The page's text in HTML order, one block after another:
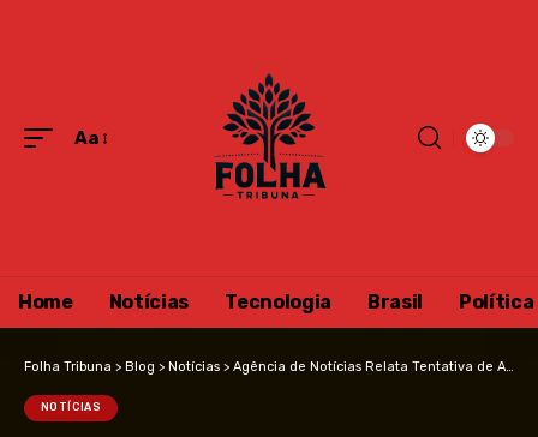
Aa
Home Notícias Tecnologia Brasil Política
Folha Tribuna > Blog > Notícias > Agência de Notícias Relata Tentativa de Ataque Ucraniano a Usina Nuclear de Kursk
NOTÍCIAS